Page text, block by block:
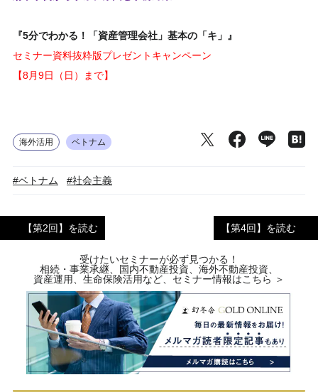
『5分でわかる！「資産管理会社」基本の「キ」』
セミナー資料抜粋版プレゼントキャンペーン
【8月9日（日）まで】
海外活用 ベトナム
#ベトナム #社会主義
【第2回】を読む 【第4回】を読む
受けたいセミナーが必ず見つかる！
相続・事業承継、国内不動産投資、海外不動産投資、
資産運用、生命保険活用など、セミナー情報はこちら ＞